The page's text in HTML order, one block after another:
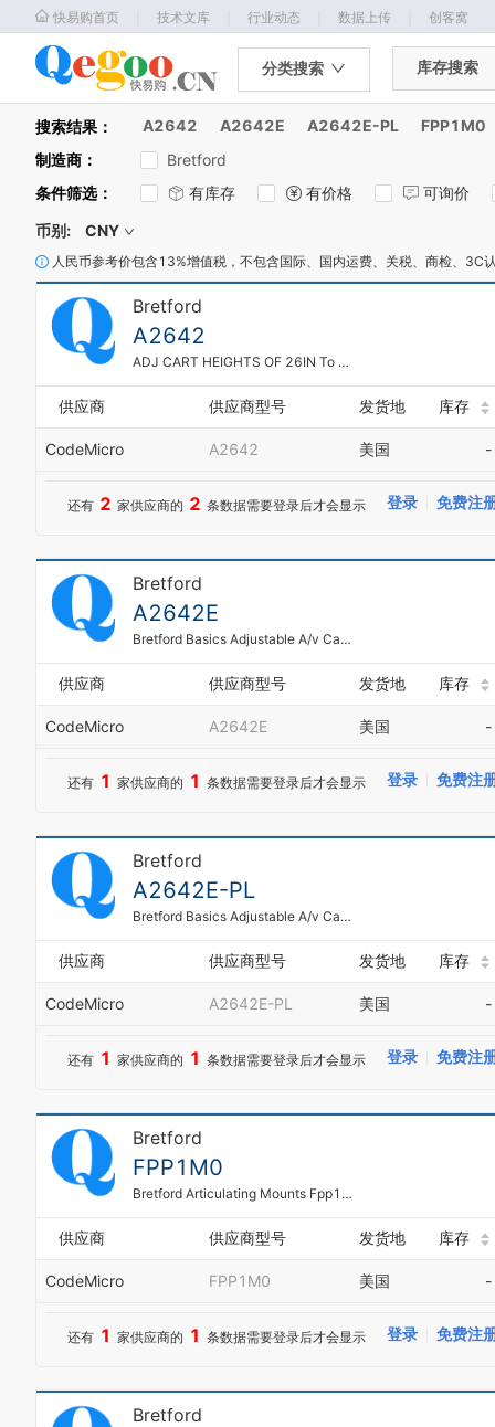
快易购首页 技术文库 行业动态 数据上传 创客窝
分类搜索 库存搜索
搜索结果： A2642 A2642E A2642E-PL
FPP1M0
制造商 ：
Bretford
条件筛选： 有库存 有价格
可询价
币别:
CNY
人民币参考价包含13%增值税，不包含国际、国内运费、关税、商检、3C
Bretford
A2642
ADJ CART HEIGHTS OF 26IN To 42IN
供应商 供应商型号 发货地 库存
CodeMicro A2642 美国 -
还有 2 家供应商的 2 条数据需要登录后才会显示 登录 免费注
Bretford
A2642E
Bretford Basics Adjustable A/v Cart A2642e - Cart For Tv, Overhead Projector, Vcr - Steel - Black - Screen Size: 13 Inch - 20
供应商 供应商型号 发货地 库存
CodeMicro A2642E 美国 -
还有 1 家供应商的 1 条数据需要登录后才会显示 登录 免费注
Bretford
A2642E-PL
Bretford Basics Adjustable A/v Cart A2642e - Cart - Steel - Polo
供应商 供应商型号 发货地 库存
CodeMicro A2642E-PL 美国 -
还有 1 家供应商的 1 条数据需要登录后才会显示 登录 免费注
Bretford
FPP1M0
Bretford Articulating Mounts Fpp1m0 Low Profile - Mounting Kit ( Articulating Arm ) For Lcd Display - Mounting Interface: 75 X 100 Mm
供应商 供应商型号 发货地 库存
CodeMicro FPP1M0 美国 -
还有 1 家供应商的 1 条数据需要登录后才会显示 登录 免费注
Bretford